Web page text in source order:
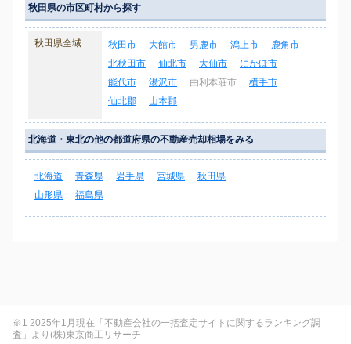
秋田県の市区町村から探す
秋田県全域 秋田市 大館市 男鹿市 潟上市
鹿角市
北秋田市
仙北市 大仙市
にかほ市
能代市
湯沢市 由利本荘市
横手市
仙北郡
山本郡
北海道・東北の他の都道府県の不動産売却相場をみる
北海道 青森県 岩手県 宮城県
秋田県
山形県
福島県
※1 2025年1月現在「不動産会社の一括査定サイトに関するランキング調
査」より(株)東京商工リサーチ